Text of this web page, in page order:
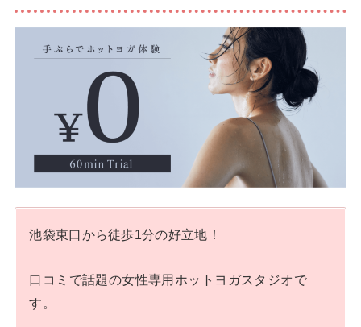
池袋東口から徒歩1分の好立地！
口コミで話題の女性専用ホットヨガスタジオで
す。